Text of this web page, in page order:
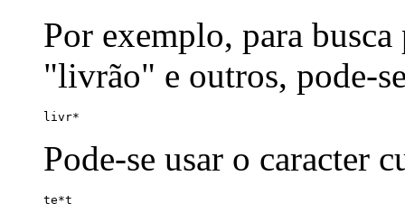
Por exemplo, para
"livrão" e outros, pode-
livr*
Pode-se usar o caracter
te*t